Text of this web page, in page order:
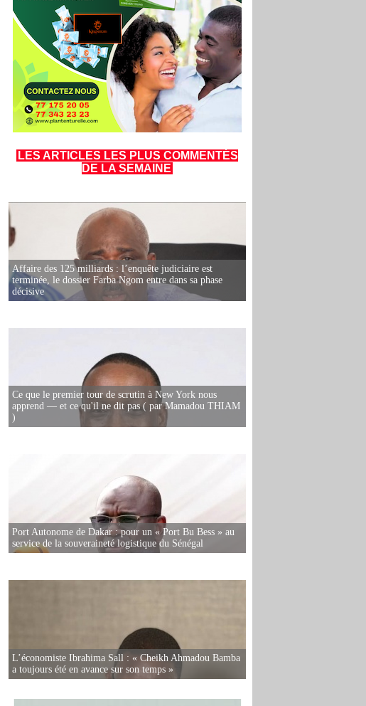
LES ARTICLES LES PLUS COMMENTÉS
DE LA SEMAINE
Affaire des 125 milliards : l’enquête judiciaire est
terminée, le dossier Farba Ngom entre dans sa phase
décisive
Ce que le premier tour de scrutin à New York nous
apprend — et ce qu'il ne dit pas ( par Mamadou THIAM
)
Port Autonome de Dakar : pour un « Port Bu Bess » au
service de la souveraineté logistique du Sénégal
L’économiste Ibrahima Sall : « Cheikh Ahmadou Bamba
a toujours été en avance sur son temps »